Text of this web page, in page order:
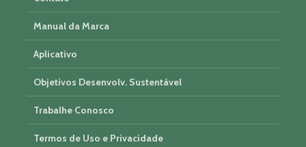
Manual da Marca
Aplicativo
Objetivos Desenvolv. Sustentável
Trabalhe Conosco
Termos de Uso e Privacidade